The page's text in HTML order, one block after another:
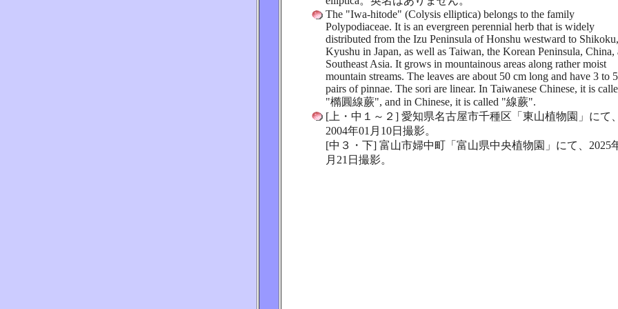
The "Iwa-hitode" (Colysis elliptica) belongs to the family
Polypodiaceae. It is an evergreen perennial herb that is widely
distributed from the Izu Peninsula of Honshu westward to Shikoku,
Kyushu in Japan, as well as Taiwan, the Korean Peninsula, China,
Southeast Asia. It grows in mountainous areas along rather moist
mountain streams. The leaves are about 50 cm long and have 3 to 5
pairs of pinnae. The sori are linear. In Taiwanese Chinese, it is
"橢圓線蕨", and in Chinese, it is called "線蕨".
[上・中１～２] 愛知県名古屋市千種区「東山植物園」にて、
2004年01月10日撮影。
[中３・下] 富山市婦中町「富山県中央植物園」にて、2025
月21日撮影。